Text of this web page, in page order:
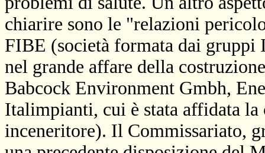
chiarire sono le "relazioni
FIBE (società formata dai
nel grande affare della
Babcock Environment Gmbh,
Italimpianti, cui è stata affidata la
inceneritore). Il Commissariato,